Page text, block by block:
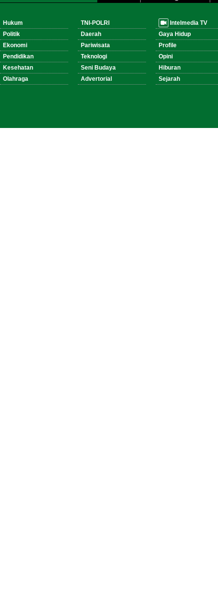
Hukum
Politik
Ekonomi
Pendidikan
Kesehatan
Olahraga
TNI-POLRI
Daerah
Pariwisata
Teknologi
Seni Budaya
Advertorial
Intelmedia TV
Gaya Hidup
Profile
Opini
Hiburan
Sejarah